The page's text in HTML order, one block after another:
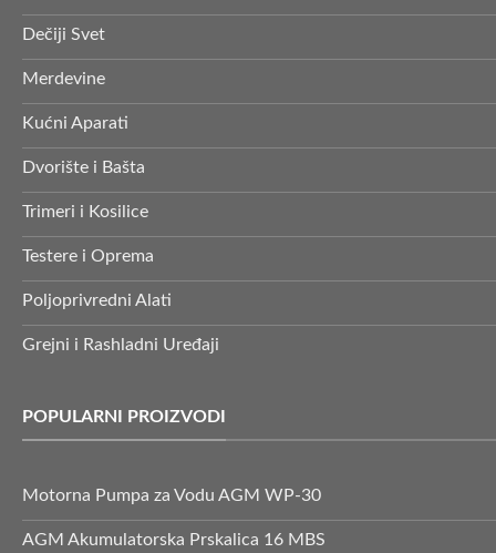
Dečiji Svet
Merdevine
Kućni Aparati
Dvorište i Bašta
Trimeri i Kosilice
Testere i Oprema
Poljoprivredni Alati
Grejni i Rashladni Uređaji
POPULARNI PROIZVODI
Motorna Pumpa za Vodu AGM WP-30
AGM Akumulatorska Prskalica 16 MBS